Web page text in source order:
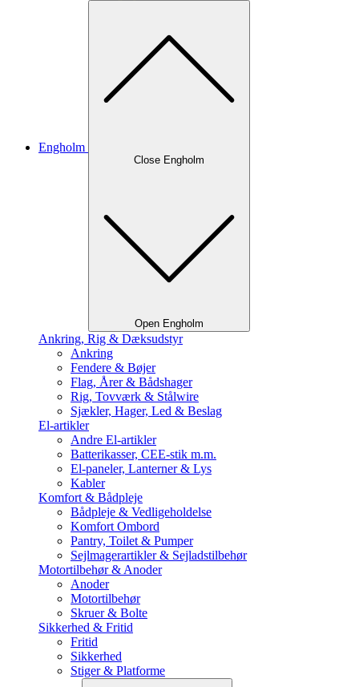
Engholm
Close Engholm
Open Engholm
Ankring, Rig & Dæksudstyr
Ankring
Fendere & Bøjer
Flag, Årer & Bådshager
Rig, Tovværk & Stålwire
Sjækler, Hager, Led & Beslag
El-artikler
Andre El-artikler
Batterikasser, CEE-stik m.m.
El-paneler, Lanterner & Lys
Kabler
Komfort & Bådpleje
Bådpleje & Vedligeholdelse
Komfort Ombord
Pantry, Toilet & Pumper
Sejlmagerartikler & Sejladstilbehør
Motortilbehør & Anoder
Anoder
Motortilbehør
Skruer & Bolte
Sikkerhed & Fritid
Fritid
Sikkerhed
Stiger & Platforme